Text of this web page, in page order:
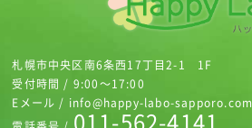
札幌市中央区南6条西17丁目2-1 1F
受付時間 / 9:00～17:00
Eメール / info@happy-labo-sapporo.com